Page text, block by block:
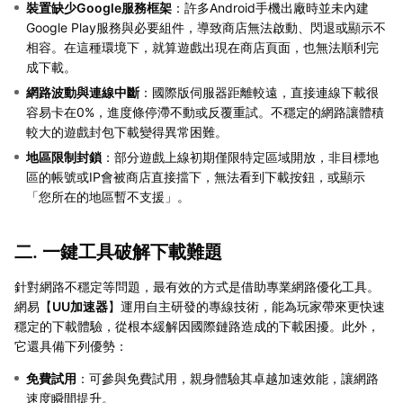
裝置缺少Google服務框架 ：許多Android手機出廠時並未內建
Google Play服務與必要組件，導致商店無法啟動、閃退或顯示不
相容。在這種環境下，就算遊戲出現在商店頁面，也無法順利完
成下載。
網路波動與連線中斷：國際版伺服器距離較遠，直接連線下載很
容易卡在0%，進度條停滯不動或反覆重試。不穩定的網路讓體積
較大的遊戲封包下載變得異常困難。
地區限制封鎖 ：部分遊戲上線初期僅限特定區域開放，非目標地
區的帳號或IP會被商店直接擋下，無法看到下載按鈕，或顯示
「您所在的地區暫不支援」。
二. 一鍵工具破解下載難題
針對網路不穩定等問題，最有效的方式是借助專業網路優化工具。
網易【UU加速器】運用自主研發的專線技術，能為玩家帶來更快速
穩定的下載體驗，從根本緩解因國際鏈路造成的下載困擾。此外，
它還具備下列優勢：
免費試用 ：可參與免費試用，親身體驗其卓越加速效能，讓網路
速度瞬間提升。